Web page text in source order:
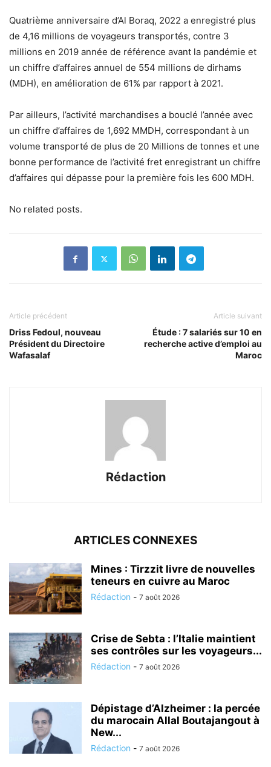
Quatrième anniversaire d’Al Boraq, 2022 a enregistré plus
de 4,16 millions de voyageurs transportés, contre 3
millions en 2019 année de référence avant la pandémie et
un chiffre d’affaires annuel de 554 millions de dirhams
(MDH), en amélioration de 61% par rapport à 2021.
Par ailleurs, l’activité marchandises a bouclé l’année avec
un chiffre d’affaires de 1,692 MMDH, correspondant à un
volume transporté de plus de 20 Millions de tonnes et une
bonne performance de l’activité fret enregistrant un chiffre
d’affaires qui dépasse pour la première fois les 600 MDH.
No related posts.
Article précédent
Driss Fedoul, nouveau
Président du Directoire
Wafasalaf
Article suivant
Étude : 7 salariés sur 10 en
recherche active d’emploi au
Maroc
Rédaction
ARTICLES CONNEXES
Mines : Tirzzit livre de nouvelles
teneurs en cuivre au Maroc
Rédaction - 7 août 2026
Crise de Sebta : l’Italie maintient
ses contrôles sur les voyageurs...
Rédaction - 7 août 2026
Dépistage d’Alzheimer : la percée
du marocain Allal Boutajangout à
New...
Rédaction - 7 août 2026